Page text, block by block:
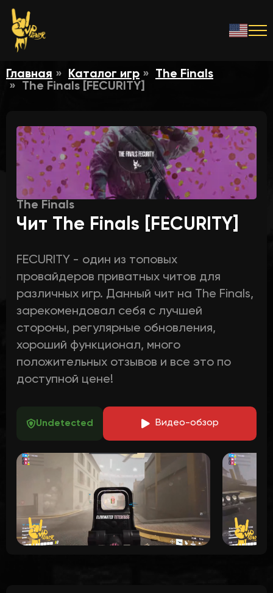
Главная Каталог игр
The Finals
The Finals [FECURITY]
The Finals
Чит The Finals [FECURITY]
FECURITY - один из топовых
провайдеров приватных читов для
различных игр. Данный чит на The Finals,
зарекомендовал себя с лучшей
стороны, регулярные обновления,
хороший функционал, много
положительных отзывов и все это по
доступной цене!
Undetected Видео-обзор